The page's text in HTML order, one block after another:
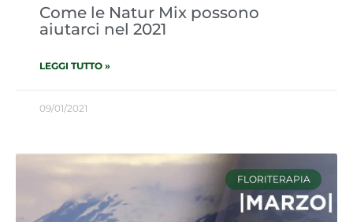
Come le Natur Mix possono
aiutarci nel 2021
LEGGI TUTTO »
09/01/2021
FLORITERAPIA